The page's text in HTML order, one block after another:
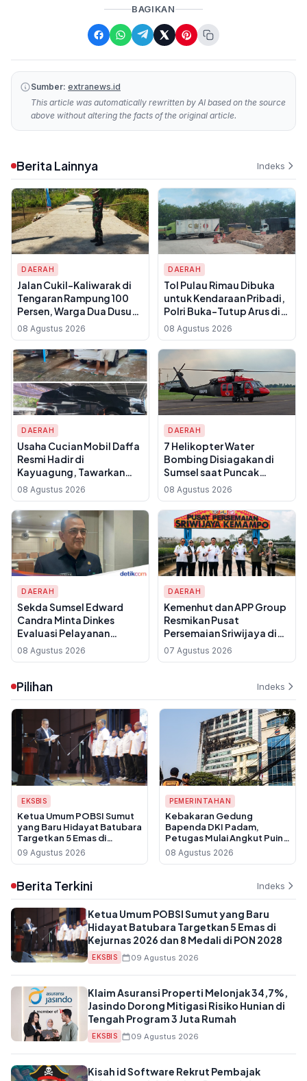
BAGIKAN
Sumber: extranews.id
This article was automatically rewritten by AI based on the source
above without altering the facts of the original article.
Berita Lainnya Indeks
DAERAH
Jalan Cukil-Kaliwarak di
Tengaran Rampung 100
Persen, Warga Dua Dusun
Kini Punya Akses Beton
Mulus
08 Agustus 2026
DAERAH
Tol Pulau Rimau Dibuka
untuk Kendaraan Pribadi,
Polri Buka-Tutup Arus di
Jalintim Palembang-
Betung
08 Agustus 2026
DAERAH
Usaha Cucian Mobil Daffa
Resmi Hadir di
Kayuagung, Tawarkan
Layanan Cepat untuk
Warga OKI
08 Agustus 2026
DAERAH
7 Helikopter Water
Bombing Disiagakan di
Sumsel saat Puncak
Kemarau, OMC
Difokuskan ke OKI dan
Banyuasin
08 Agustus 2026
DAERAH
Sekda Sumsel Edward
Candra Minta Dinkes
Evaluasi Pelayanan
Kesehatan Usai Dokter di
Palembang Berkomentar
08 Agustus 2026
DAERAH
Kemenhut dan APP Group
Resmikan Pusat
Persemaian Sriwijaya di
Banyuasin, Produksi 10
Juta Bibit per Tahun
07 Agustus 2026
Pilihan Indeks
EKSBIS
Ketua Umum POBSI Sumut
yang Baru Hidayat Batubara
Targetkan 5 Emas di
Kejurnas 2026 dan 8 Medali
di PON 2028
09 Agustus 2026
PEMERINTAHAN
Kebakaran Gedung
Bapenda DKI Padam,
Petugas Mulai Angkut Puing
dan Data Pajak Dipastikan
Aman
08 Agustus 2026
Berita Terkini Indeks
Ketua Umum POBSI Sumut yang Baru
Hidayat Batubara Targetkan 5 Emas di
Kejurnas 2026 dan 8 Medali di PON 2028
EKSBIS 09 Agustus 2026
Klaim Asuransi Properti Melonjak 34,7%,
Jasindo Dorong Mitigasi Risiko Hunian di
Tengah Program 3 Juta Rumah
EKSBIS 09 Agustus 2026
Kisah id Software Rekrut Pembajak